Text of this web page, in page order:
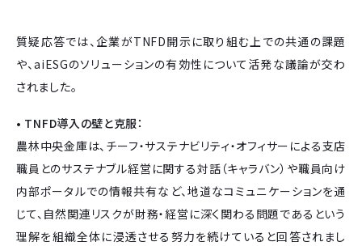
質疑応答では、企業がTNFD開示に取り組む上での共通の課題
や、aiESGのソリューションの有効性について活発な議論が交わ
されました。
• TNFD導入の壁と克服：
農林中央金庫は、チーフ・サステナビリティ・オフィサーによる支店
職員とのサステナブル経営に関する対話（キャラバン）や職員向け
内部ポータルでの情報共有など、地道なコミュニケーションを通
じて、自然関連リスクが財務・経営に深く関わる問題であるという
理解を組織全体に浸透させる努力を続けていると回答されまし